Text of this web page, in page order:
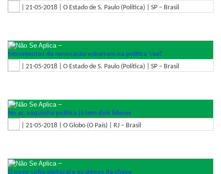
| 21-05-2018 | O Estado de S. Paulo (Política) | SP – Brasil
–
Movimentos de renovação esbarram na política 'real'
| 21-05-2018 | O Estado de S. Paulo (Política) | SP – Brasil
–
No ar, vaquinha política já tem dois líderes
| 21-05-2018 | O Globo (O País) | RJ – Brasil
–
O novo cofre eleitoral e os donos da chave